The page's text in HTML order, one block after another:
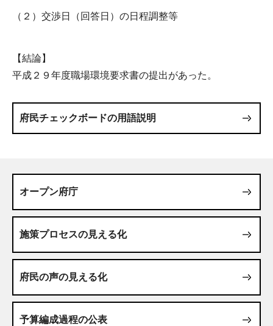
（２）交渉日（回答日）の日程調整等
【結論】
平成２９年度職場環境要求書の提出があった。
府民チェックボードの用語説明
オープン府庁
施策プロセスの見える化
府民の声の見える化
予算編成過程の公表